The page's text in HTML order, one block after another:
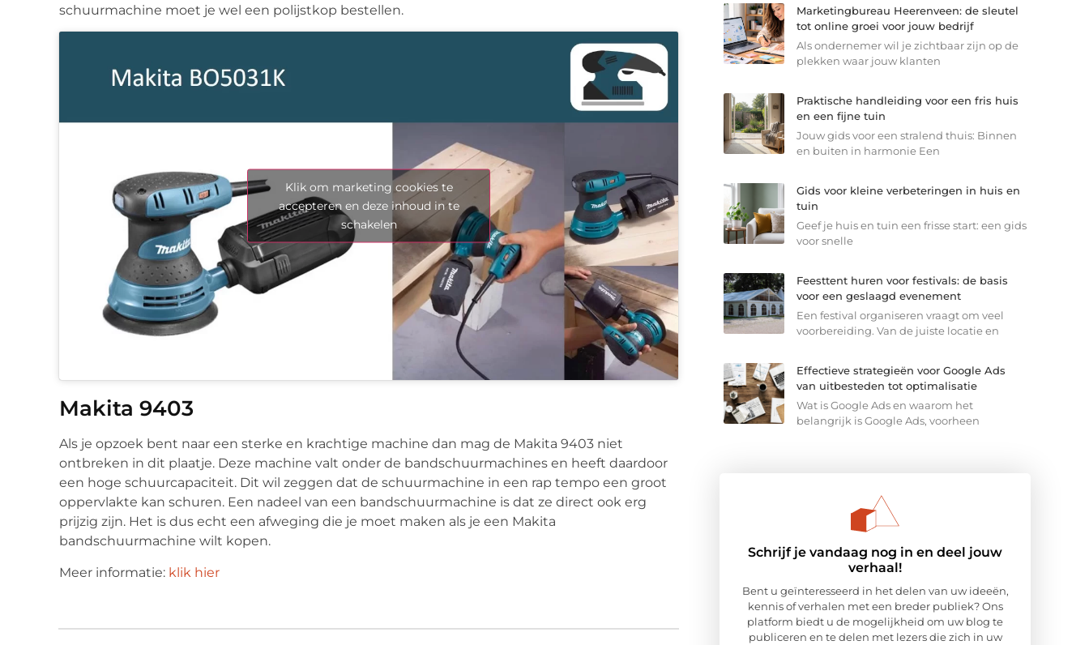
schuurmachine moet je wel een polijstkop bestellen.
Klik om marketing cookies te
accepteren en deze inhoud in te
schakelen
Makita 9403
Als je opzoek bent naar een sterke en krachtige machine dan mag de Makita 9403 niet
ontbreken in dit plaatje. Deze machine valt onder de bandschuurmachines en heeft daardoor
een hoge schuurcapaciteit. Dit wil zeggen dat de schuurmachine in een rap tempo een groot
oppervlakte kan schuren. Een nadeel van een bandschuurmachine is dat ze direct ook erg
prijzig zijn. Het is dus echt een afweging die je moet maken als je een Makita
bandschuurmachine wilt kopen.
Meer informatie: klik hier
Marketingbureau Heerenveen: de sleutel
tot online groei voor jouw bedrijf
Als ondernemer wil je zichtbaar zijn op de
plekken waar jouw klanten
Praktische handleiding voor een fris huis
en een fijne tuin
Jouw gids voor een stralend thuis: Binnen
en buiten in harmonie Een
Gids voor kleine verbeteringen in huis en
tuin
Geef je huis en tuin een frisse start: een gids
voor snelle
Feesttent huren voor festivals: de basis
voor een geslaagd evenement
Een festival organiseren vraagt om veel
voorbereiding. Van de juiste locatie en
Effectieve strategieën voor Google Ads
van uitbesteden tot optimalisatie
Wat is Google Ads en waarom het
belangrijk is Google Ads, voorheen
Schrijf je vandaag nog in en deel jouw
verhaal!
Bent u geïnteresseerd in het delen van uw ideeën,
kennis of verhalen met een breder publiek? Ons
platform biedt u de mogelijkheid om uw blog te
publiceren en te delen met lezers die zich in uw